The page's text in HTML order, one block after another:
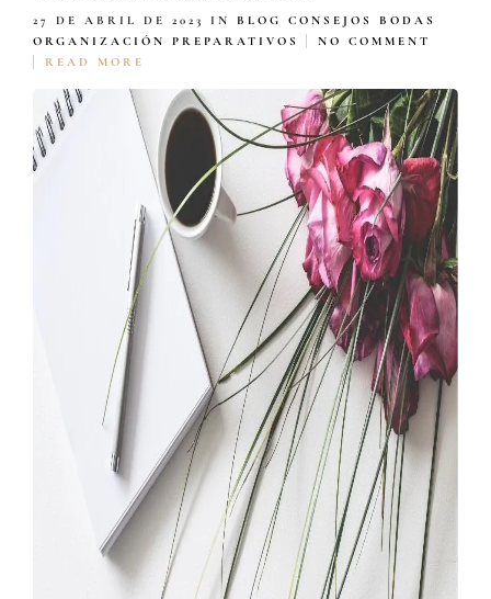
27 DE ABRIL DE 2023 IN BLOG
CONSEJOS BODAS
ORGANIZACIÓN
PREPARATIVOS
NO COMMENT
READ MORE